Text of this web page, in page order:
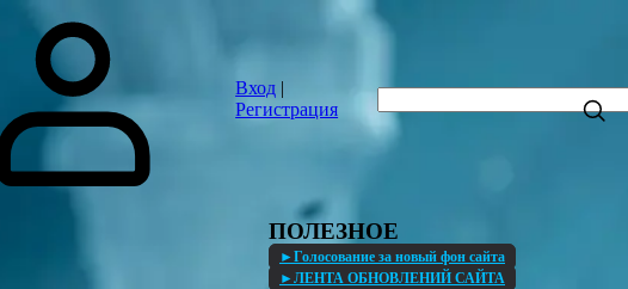
Вход |
Регистрация
ПОЛЕЗНОЕ
►Голосование за новый фон сайта
►ЛЕНТА ОБНОВЛЕНИЙ САЙТА